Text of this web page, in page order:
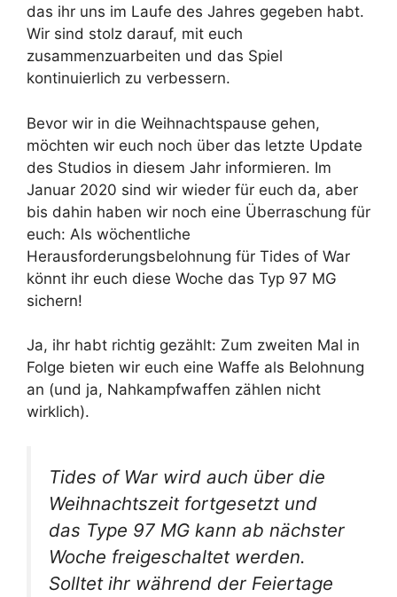
das ihr uns im Laufe des Jahres gegeben habt.
Wir sind stolz darauf, mit euch
zusammenzuarbeiten und das Spiel
kontinuierlich zu verbessern.
Bevor wir in die Weihnachtspause gehen,
möchten wir euch noch über das letzte Update
des Studios in diesem Jahr informieren. Im
Januar 2020 sind wir wieder für euch da, aber
bis dahin haben wir noch eine Überraschung für
euch: Als wöchentliche
Herausforderungsbelohnung für Tides of War
könnt ihr euch diese Woche das Typ 97 MG
sichern!
Ja, ihr habt richtig gezählt: Zum zweiten Mal in
Folge bieten wir euch eine Waffe als Belohnung
an (und ja, Nahkampfwaffen zählen nicht
wirklich).
Tides of War wird auch über die
Weihnachtszeit fortgesetzt und
das Type 97 MG kann ab nächster
Woche freigeschaltet werden.
Solltet ihr während der Feiertage